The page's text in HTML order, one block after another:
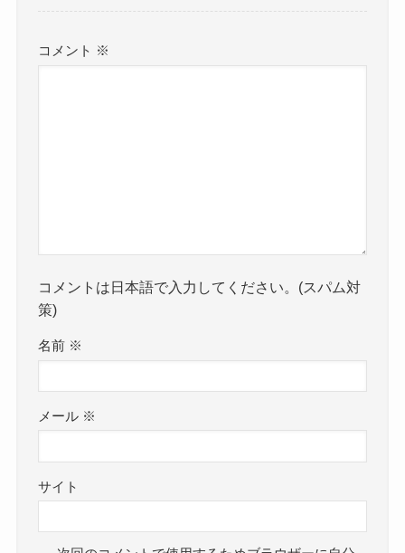
コメント ※
コメントは日本語で入力してください。(スパム対
策)
名前 ※
メール ※
サイト